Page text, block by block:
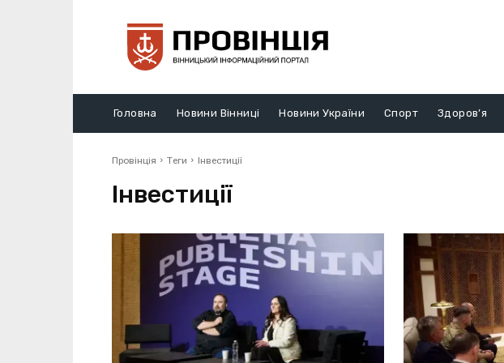
Головна Новини Вінниці Новини України Спорт Здоров’я
Провінція Теги Інвестиції
Інвестиції